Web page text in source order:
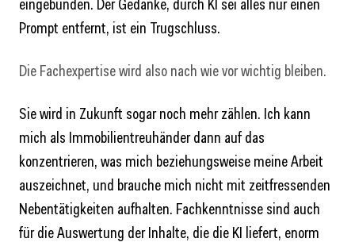
Prompt entfernt, ist ein Trugschluss.
Die Fachexpertise wird also nach wie vor wichtig bleiben.
Sie wird in Zukunft sogar noch mehr zählen. Ich kann
mich als Immobilientreuhänder dann auf das
konzentrieren, was mich beziehungsweise meine Arbeit
auszeichnet, und brauche mich nicht mit zeitfressenden
Nebentätigkeiten aufhalten. Fachkenntnisse sind auch
für die Auswertung der Inhalte, die die KI liefert, enorm